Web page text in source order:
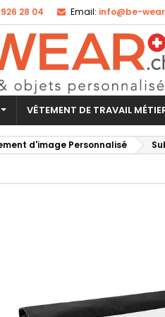
28 04 Email: info@be-
VÊTEMENT DE TRAVAIL
d'image Personnalisé